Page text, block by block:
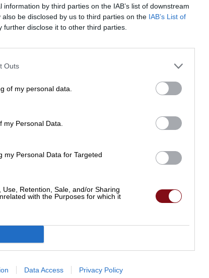
by third parties on the IAB’s list of downstream
be disclosed by us to third parties on the IAB’s List of
further disclose it to other third parties.
Outs
of my personal data.
Personal Data.
my Personal Data for Targeted
Retention, Sale, and/or Sharing
with the Purposes for which it
Data Access Privacy Policy
Τα περισσότερα πάρκα
της γειτονιάς που δεν έχει
της δημοτικής αρχής